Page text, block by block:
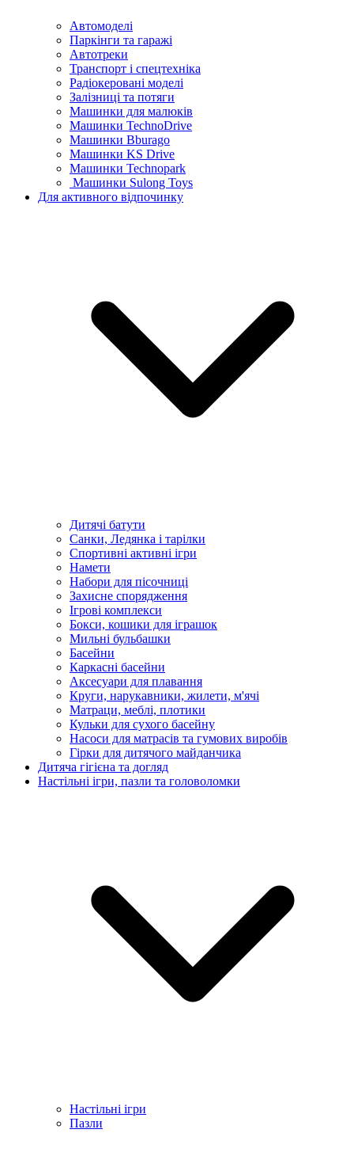
Автомоделі
Паркінги та гаражі
Автотреки
Транспорт і спецтехніка
Радіокеровані моделі
Залізниці та потяги
Машинки для малюків
Машинки TechnoDrive
Машинки Bburago
Машинки KS Drive
Машинки Technopark
Машинки Sulong Toys
Для активного відпочинку
Дитячі батути
Санки, Ледянка і тарілки
Спортивні активні ігри
Намети
Набори для пісочниці
Захисне спорядження
Ігрові комплекси
Бокси, кошики для іграшок
Мильні бульбашки
Басейни
Каркасні басейни
Аксесуари для плавання
Круги, нарукавники, жилети, м'ячі
Матраци, меблі, плотики
Кульки для сухого басейну
Насоси для матрасів та гумових виробів
Гірки для дитячого майданчика
Дитяча гігієна та догляд
Настільні ігри, пазли та головоломки
Настільні ігри
Пазли